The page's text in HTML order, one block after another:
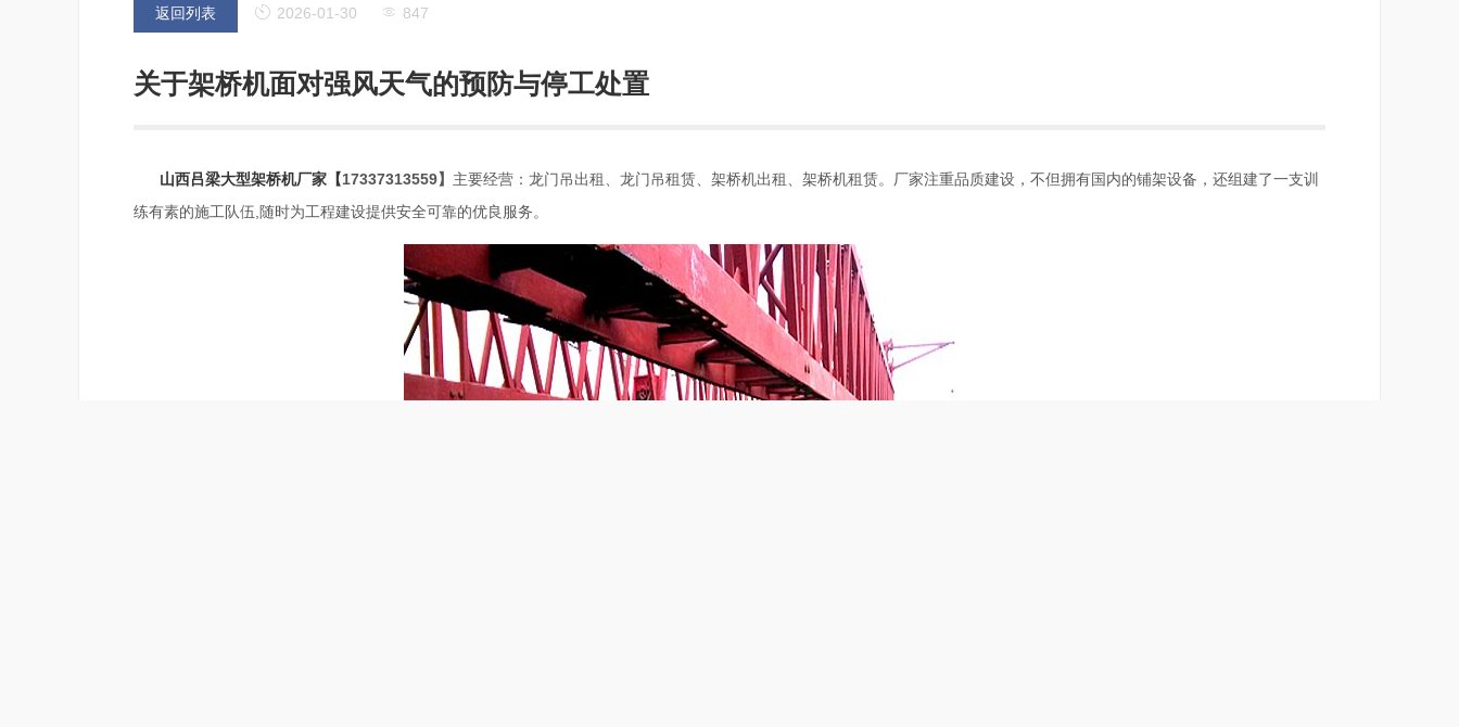
返回列表 2026-01-30 847
关于架桥机面对强风天气的预防与停工处置
山西吕梁大型架桥机厂家【17337313559】 主要经营：龙门吊出租、龙门吊租赁、架桥机出租、架桥机租赁。厂家注重品质建设，不但拥有国内的铺架设备，还组建了一支训
练有素的施工队伍,随时为工程建设提供安全可靠的优良服务。